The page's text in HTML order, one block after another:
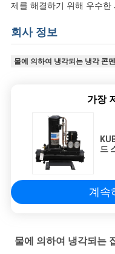
호
정
책
제를 해결하기 위해 우수한
회사 정보
물에 의하여 냉각되는 냉각 콘
가장
드
계속
물에 의하여 냉각되는